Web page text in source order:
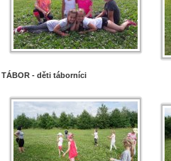
TÁBOR - děti táborníci